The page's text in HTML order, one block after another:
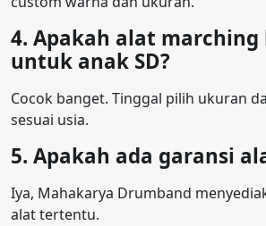
4. Apakah alat marching
untuk anak SD?
Cocok banget. Tinggal pilih ukuran
sesuai usia.
5. Apakah ada garansi
Iya, Mahakarya Drumband
alat tertentu.